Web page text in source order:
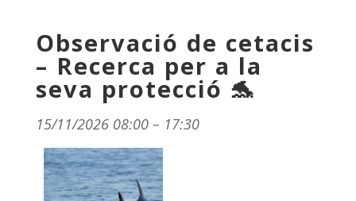
Observació de cetacis
– Recerca per a la
seva protecció 🐬
15/11/2026 08:00– 17:30